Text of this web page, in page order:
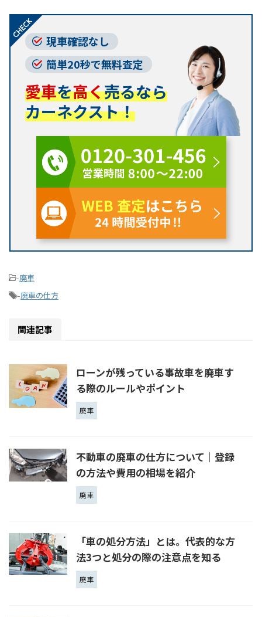
現車確認なし
簡単20秒で無料査定
愛車を高く売るなら
カーネクスト！
-廃車
-廃車の仕方
関連記事
ローンが残っている事故車を廃車す
る際のルールやポイント
廃車
不動車の廃車の仕方について｜登録
の方法や費用の相場を紹介
廃車
「車の処分方法」とは。代表的な方
法3つと処分の際の注意点を知る
廃車